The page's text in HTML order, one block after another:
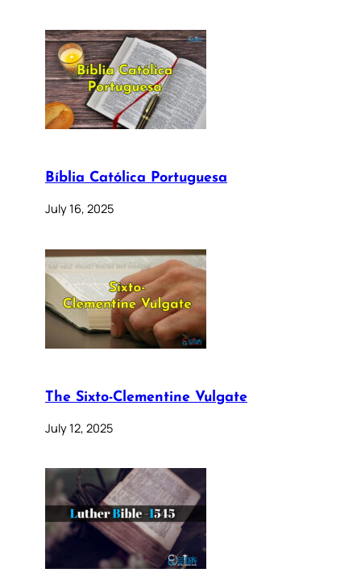
Bíblia Católica Portuguesa
July 16, 2025
The Sixto-Clementine Vulgate
July 12, 2025